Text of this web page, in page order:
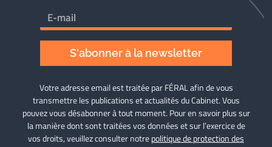
S'abonner à la newsletter
Votre adresse email est traitée par FÉRAL afin de vous
transmettre les publications et actualités du Cabinet. Vous
pouvez vous désabonner à tout moment. Pour en savoir plus sur
la manière dont sont traitées vos données et sur l’exercice de
vos droits, veuillez consulter notrepolitique de protection des